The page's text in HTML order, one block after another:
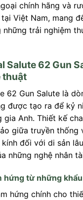
chính hãng và
Việt Nam, mang
những trải nghiệm
Salute 62 Gun
thuật
62 Gun Salute là
được tạo ra để kỷ
gia Anh. Thiết kế
giữa truyền thống
đối với di sản
những nghệ nhân
hứng từ những
hứng chính cho